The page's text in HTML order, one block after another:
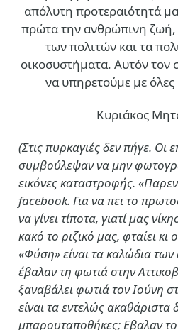
απόλυτη προτεραιότητά
πρώτα την ανθρώπινη ζωή,
των πολιτών και τα
οικοσυστήματα. Αυτόν τον
να υπηρετούμε με όλες
Κυριάκος
(Στις πυρκαγιές δεν πήγε. Οι
συμβούλεψαν να μην
εικόνες καταστροφής.
facebook. Για να πει το
να γίνει τίποτα, γιατί μας
κακό το ριζικό μας, φταίει
«Φύση» είναι τα καλώδια
έβαλαν τη φωτιά στην
ξαναβάλει φωτιά τον Ιούνη
είναι τα εντελώς ακαθάριστα
μπαρουταποθήκες; Εβαλαν